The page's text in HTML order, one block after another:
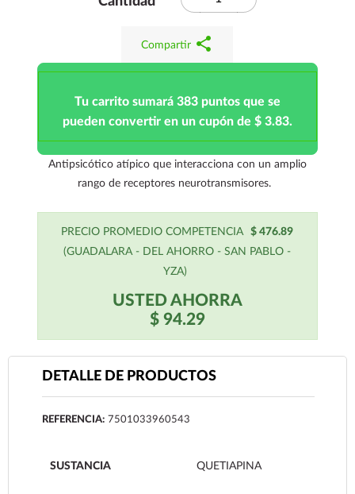
Antipsicótico atípico que interacciona con un amplio
rango de receptores neurotransmisores.
Compartir share
Tu carrito sumará 383 puntos que se
pueden convertir en un cupón de $ 3.83.
PRECIO PROMEDIO COMPETENCIA
$ 476.89
(GUADALARA - DEL AHORRO - SAN PABLO -
YZA)
USTED AHORRA
$ 94.29
DETALLE DE PRODUCTOS
REFERENCIA: 7501033960543
SUSTANCIA QUETIAPINA